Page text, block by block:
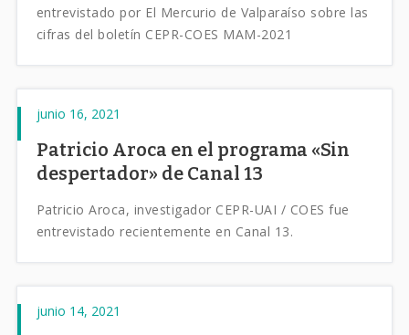
entrevistado por El Mercurio de Valparaíso sobre las
cifras del boletín CEPR-COES MAM-2021
junio 16, 2021
Patricio Aroca en el programa «Sin
despertador» de Canal 13
Patricio Aroca, investigador CEPR-UAI / COES fue
entrevistado recientemente en Canal 13.
junio 14, 2021